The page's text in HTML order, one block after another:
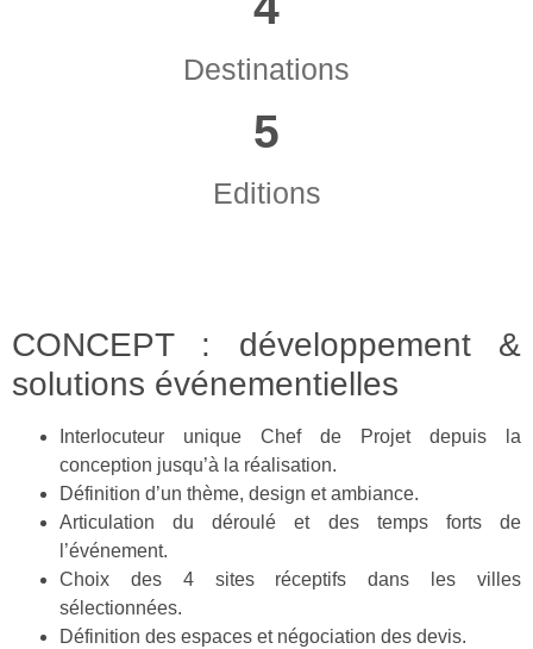
Destinations
5
Editions
CONCEPT : développement &
solutions événementielles
Interlocuteur unique Chef de Projet depuis la
conception jusqu’à la réalisation.
Définition d’un thème, design et ambiance.
Articulation du déroulé et des temps forts de
l’événement.
Choix des 4 sites réceptifs dans les villes
sélectionnées.
Définition des espaces et négociation des devis.